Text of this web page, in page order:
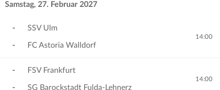
Samstag, 27. Februar 2027
-
-
SSV Ulm
FC Astoria Walldorf
14:00
-
-
FSV Frankfurt
SG Barockstadt Fulda-Lehnerz
14:00